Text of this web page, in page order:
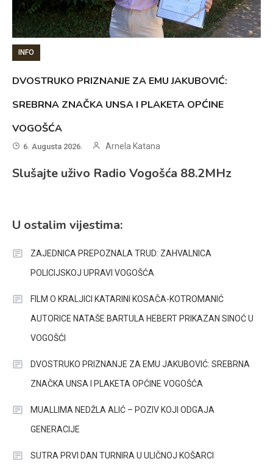
INFO
DVOSTRUKO PRIZNANJE ZA EMU JAKUBOVIĆ:
SREBRNA ZNAČKA UNSA I PLAKETA OPĆINE
VOGOŠĆA
6. Augusta 2026. Arnela Katana
Slušajte uživo Radio Vogošća 88.2MHz
U ostalim vijestima:
ZAJEDNICA PREPOZNALA TRUD: ZAHVALNICA
POLICIJSKOJ UPRAVI VOGOŠĆA
FILM O KRALJICI KATARINI KOSAČA-KOTROMANIĆ
AUTORICE NATAŠE BARTULA HEBERT PRIKAZAN SINOĆ U
VOGOŠĆI
DVOSTRUKO PRIZNANJE ZA EMU JAKUBOVIĆ: SREBRNA
ZNAČKA UNSA I PLAKETA OPĆINE VOGOŠĆA
MUALLIMA NEDŽLA ALIĆ – POZIV KOJI ODGAJA
GENERACIJE
SUTRA PRVI DAN TURNIRA U ULIČNOJ KOŠARCI